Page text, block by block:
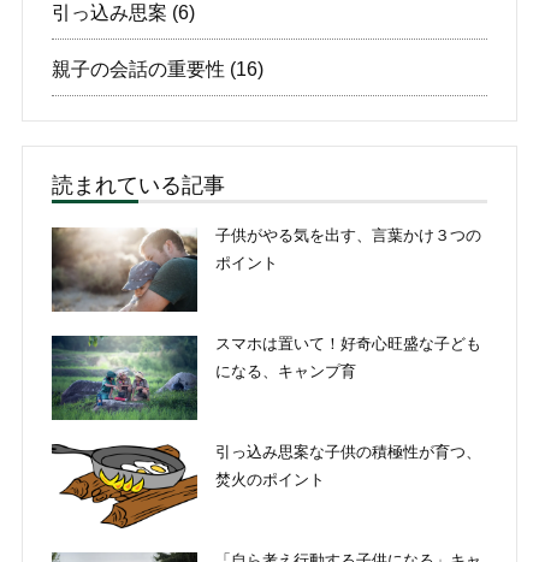
引っ込み思案 (6)
親子の会話の重要性 (16)
読まれている記事
子供がやる気を出す、言葉かけ３つの
ポイント
スマホは置いて！好奇心旺盛な子ども
になる、キャンプ育
引っ込み思案な子供の積極性が育つ、
焚火のポイント